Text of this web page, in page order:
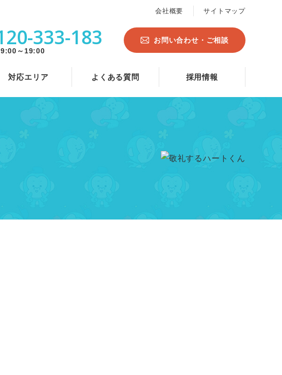
会社概要 サイトマップ
333-183
～19:00
お問い合わせ・ご相談
対応エリア よくある質問 採用情報